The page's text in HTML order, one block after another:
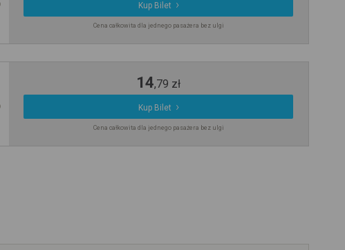
Kup Bilet
Cena całkowita dla jednego pasażera bez ulgi
14,79 zł
Kup Bilet
Cena całkowita dla jednego pasażera bez ulgi